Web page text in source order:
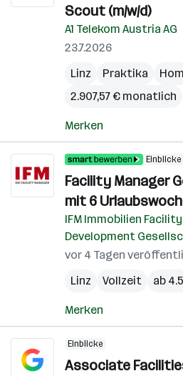
Scout (m/w/d)
A1 Telekom Austria AG
23.7.2026
Linz
Praktika
2.907,57 € monatlich
Merken
Einblicke
Facility Manager
mit 6
IFM Immobilien
Development
vor 4 Tagen
Linz
Vollzeit ab
Merken
Einblicke
Associate